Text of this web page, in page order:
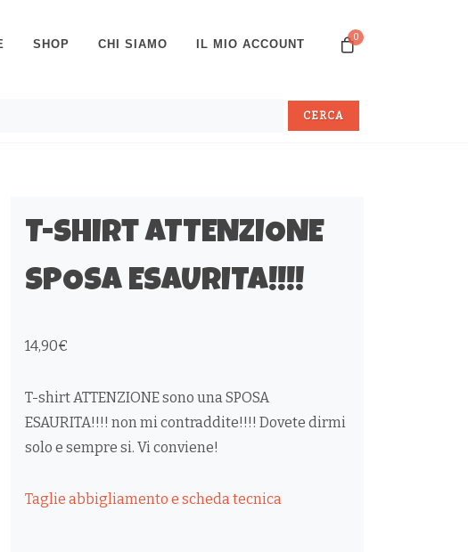
0
SHOP CHI SIAMO IL MIO ACCOUNT
T-shirt ATTENZIONE
SPOSA ESAURITA!!!!
14,90€
T-shirt ATTENZIONE sono una SPOSA
ESAURITA!!!! non mi contraddite!!!! Dovete dirmi
solo e sempre si. Vi conviene!
Taglie abbigliamento e scheda tecnica